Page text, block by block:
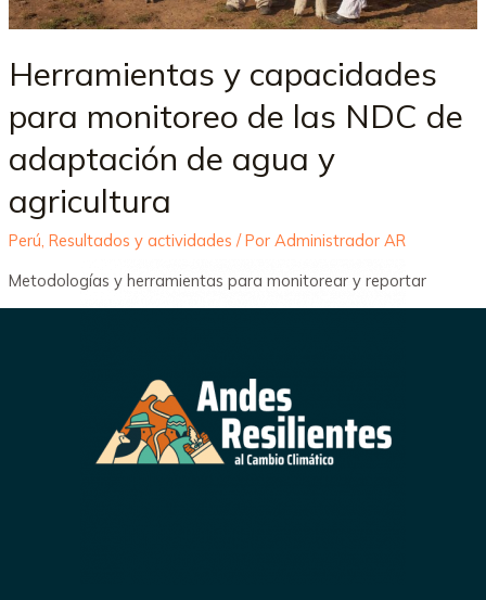
Herramientas y capacidades
para monitoreo de las NDC de
adaptación de agua y
agricultura
Perú, Resultados y actividades / Por Administrador AR
Metodologías y herramientas para monitorear y reportar